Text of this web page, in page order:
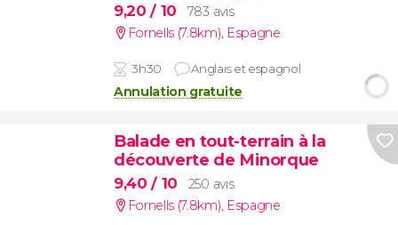
9,20/ 10
783 avis
Fornells (7.8km), Espagne
3h30 Anglais et espagnol
Annulation gratuite
Balade en tout-terrain à la
découverte de Minorque
9,40/ 10
250 avis
Fornells (7.8km), Espagne